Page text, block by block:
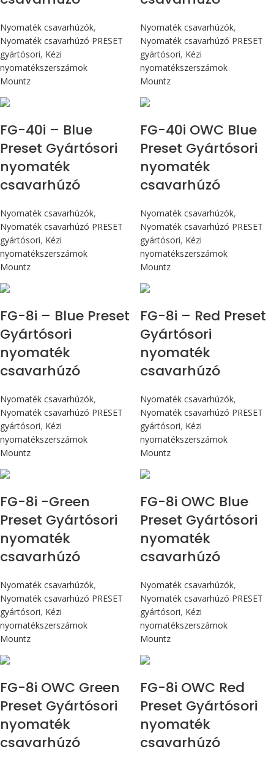
Nyomaték csavarhúzók,
Nyomaték csavarhúzó PRESET
gyártósori, Kézi
nyomatékszerszámok
Mountz
Nyomaték csavarhúzók,
Nyomaték csavarhúzó PRESET
gyártósori, Kézi
nyomatékszerszámok
Mountz
FG-40i – Blue
Preset Gyártósori
nyomaték
csavarhúzó
Nyomaték csavarhúzók,
Nyomaték csavarhúzó PRESET
gyártósori, Kézi
nyomatékszerszámok
Mountz
FG-40i OWC Blue
Preset Gyártósori
nyomaték
csavarhúzó
Nyomaték csavarhúzók,
Nyomaték csavarhúzó PRESET
gyártósori, Kézi
nyomatékszerszámok
Mountz
FG-8i – Blue Preset
Gyártósori
nyomaték
csavarhúzó
Nyomaték csavarhúzók,
Nyomaték csavarhúzó PRESET
gyártósori, Kézi
nyomatékszerszámok
Mountz
FG-8i – Red Preset
Gyártósori
nyomaték
csavarhúzó
Nyomaték csavarhúzók,
Nyomaték csavarhúzó PRESET
gyártósori, Kézi
nyomatékszerszámok
Mountz
FG-8i -Green
Preset Gyártósori
nyomaték
csavarhúzó
Nyomaték csavarhúzók,
Nyomaték csavarhúzó PRESET
gyártósori, Kézi
nyomatékszerszámok
Mountz
FG-8i OWC Blue
Preset Gyártósori
nyomaték
csavarhúzó
Nyomaték csavarhúzók,
Nyomaték csavarhúzó PRESET
gyártósori, Kézi
nyomatékszerszámok
Mountz
FG-8i OWC Green
Preset Gyártósori
nyomaték
csavarhúzó
FG-8i OWC Red
Preset Gyártósori
nyomaték
csavarhúzó